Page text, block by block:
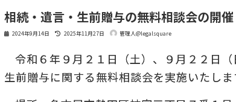
相続・遺言・生前贈与の無料相談会の開催
2024年9月14日
最
新
日
:
2025年11月27日 管理人@legalsquare
令和６年９月２１日（土）、９月２２日
生前贈与に関する無料相談会を実施いたしま